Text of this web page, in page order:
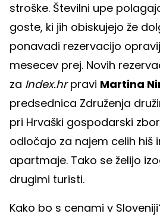
stroške. Številni upe
goste, ki jih obiskujejo že
ponavadi rezervacijo
mesecev prej. Novih
za Index.hrpravi Martina
predsednica Združenja
pri Hrvaški gospodarski
odločajo za najem celih hiš
apartmaje. Tako se želijo
drugimi turisti.
Kako bo s cenami v